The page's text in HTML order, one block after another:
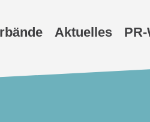
Aktuelles